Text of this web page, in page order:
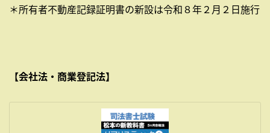
＊所有者不動産記録証明書の新設は令和８年２月２日施行
【会社法・商業登記法】